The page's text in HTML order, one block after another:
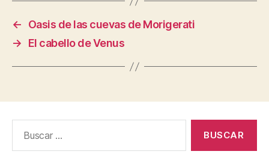
←
Oasis de las cuevas de Morigerati
→
El cabello de Venus